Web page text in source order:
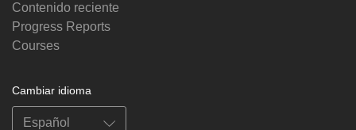
Contenido reciente
Progress Reports
Courses
Cambiar idioma